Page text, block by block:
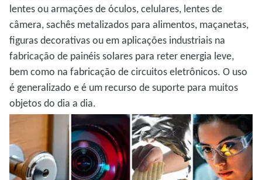
lentes ou armações de óculos, celulares, lentes de
câmera, sachês metalizados para alimentos, maçanetas,
figuras decorativas ou em aplicações industriais na
fabricação de painéis solares para reter energia leve,
bem como na fabricação de circuitos eletrônicos. O uso
é generalizado e é um recurso de suporte para muitos
objetos do dia a dia.